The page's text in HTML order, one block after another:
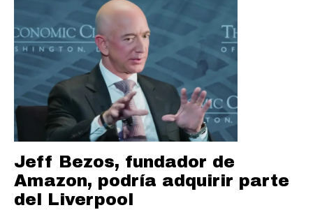
Jeff Bezos, fundador de
Amazon, podría adquirir parte
del Liverpool